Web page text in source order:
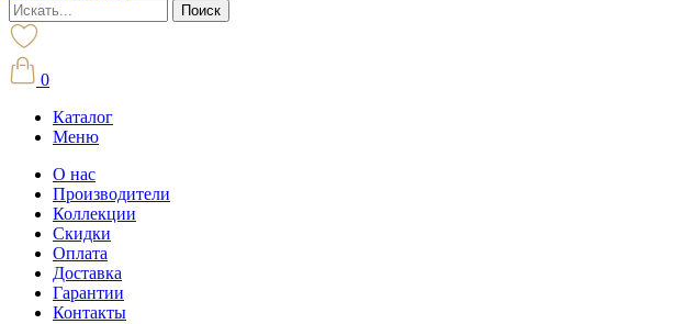
0
Каталог
Меню
О нас
Производители
Коллекции
Скидки
Оплата
Доставка
Гарантии
Контакты